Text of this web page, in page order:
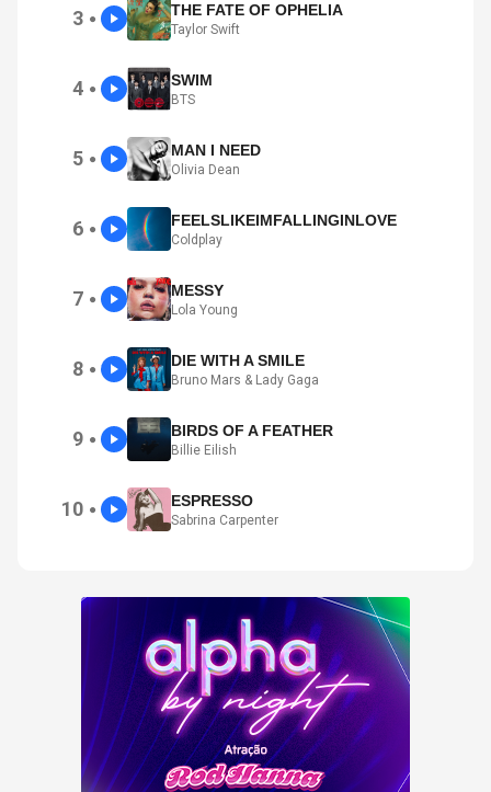
3 ● THE FATE OF OPHELIA
Taylor Swift
4 ● SWIM
BTS
5 ● MAN I NEED
Olivia Dean
6 ● FEELSLIKEIMFALLINGINLOVE
Coldplay
7 ● MESSY
Lola Young
8 ● DIE WITH A SMILE
Bruno Mars & Lady Gaga
9 ● BIRDS OF A FEATHER
Billie Eilish
10 ● ESPRESSO
Sabrina Carpenter